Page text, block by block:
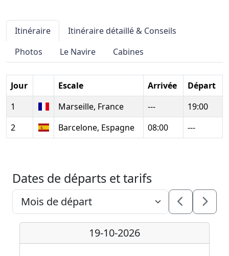
Itinéraire
Itinéraire détaillé & Conseils
Photos
Le Navire Cabines
Jour Escale Arrivée
Départ
1
Marseille, France ---
19:00
2
Barcelone, Espagne 08:00 ---
Dates de départs et tarifs
19-10-2026